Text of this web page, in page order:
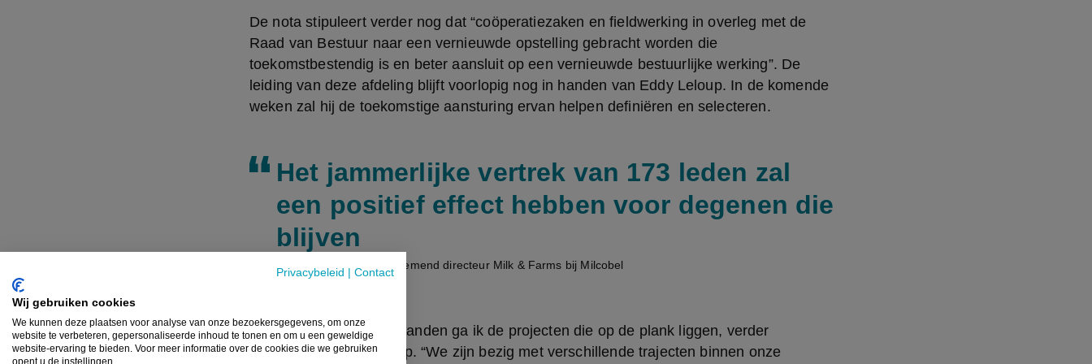
Privacybeleid Contact
Wij gebruiken cookies
We kunnen deze plaatsen voor analyse van onze bezoekersgegevens, om onze
website te verbeteren, gepersonaliseerde inhoud te tonen en om u een geweldige
website-ervaring te bieden. Voor meer informatie over de cookies die we gebruiken
opent u de instellingen.
De nota stipuleert verder nog dat “coöperatiezaken en fieldwerking in overleg met de
Raad van Bestuur naar een vernieuwde opstelling gebracht worden die
toekomstbestendig is en beter aansluit op een vernieuwde bestuurlijke werking”. De
leiding van deze afdeling blijft voorlopig nog in handen van Eddy Leloup. In de komende
weken zal hij de toekomstige aansturing ervan helpen definiëren en selecteren.
Het jammerlijke vertrek van 173 leden zal
een positief effect hebben voor degenen die
blijven
Eddy Leloup - Afscheidnemend directeur Milk & Farms bij Milcobel
“In de komende drie maanden ga ik de projecten die op de plank liggen, verder
afwerken”, vertelt Leloup. “We zijn bezig met verschillende trajecten binnen onze